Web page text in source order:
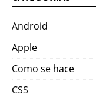
Android
Apple
Como se hace
CSS